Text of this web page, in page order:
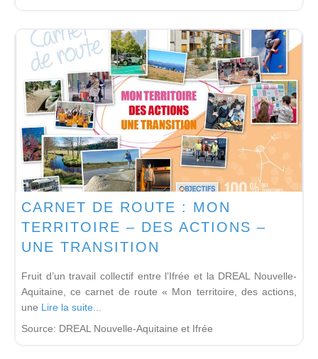
CARNET DE ROUTE : MON
TERRITOIRE – DES ACTIONS –
UNE TRANSITION
Fruit d’un travail collectif entre l’Ifrée et la DREAL Nouvelle-
Aquitaine, ce carnet de route « Mon territoire, des actions,
une Lire la suite...
Source: DREAL Nouvelle-Aquitaine et Ifrée